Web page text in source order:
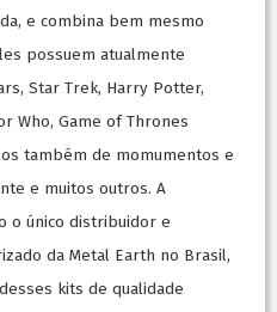
e combina bem mesmo
possuem atualmente
Star Trek, Harry Potter,
Who, Game of Thrones
também de momumentos e
e muitos outros. A
o único distribuidor e
da Metal Earth no Brasil,
kits de qualidade